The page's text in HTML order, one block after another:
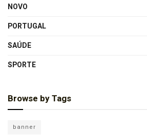
NOVO
PORTUGAL
SAÚDE
SPORTE
Browse by Tags
banner